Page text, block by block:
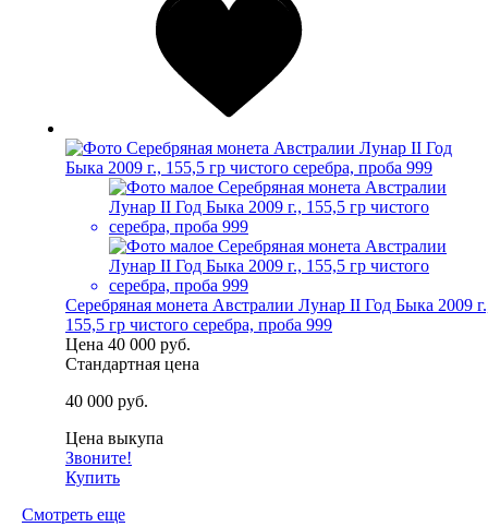
Серебряная монета Австралии Лунар II Год Быка 2009
155,5 гр чистого серебра, проба 999
Цена 40 000 руб.
Стандартная цена
40 000 руб.
Цена выкупа
Звоните!
Купить
Смотреть еще